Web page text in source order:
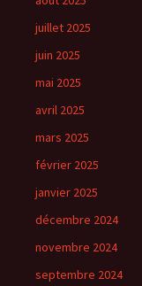
juillet 2025
juin 2025
mai 2025
avril 2025
mars 2025
février 2025
janvier 2025
décembre 2024
novembre 2024
septembre 2024